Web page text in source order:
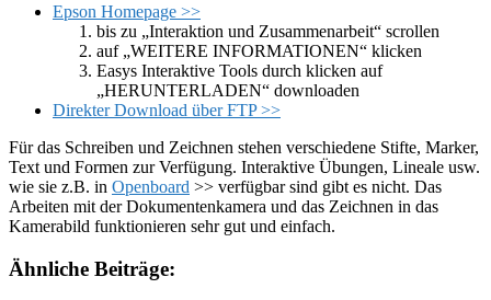
Epson Homepage >>
bis zu „Interaktion und Zusammenarbeit“ scrollen
auf „WEITERE INFORMATIONEN“ klicken
Easys Interaktive Tools durch klicken auf
„HERUNTERLADEN“ downloaden
Direkter Download über FTP >>
Für das Schreiben und Zeichnen stehen verschiedene Stifte, Marker,
Text und Formen zur Verfügung. Interaktive Übungen, Lineale usw.
wie sie z.B. in Openboard >> verfügbar sind gibt es nicht. Das
Arbeiten mit der Dokumentenkamera und das Zeichnen in das
Kamerabild funktionieren sehr gut und einfach.
Ähnliche Beiträge: